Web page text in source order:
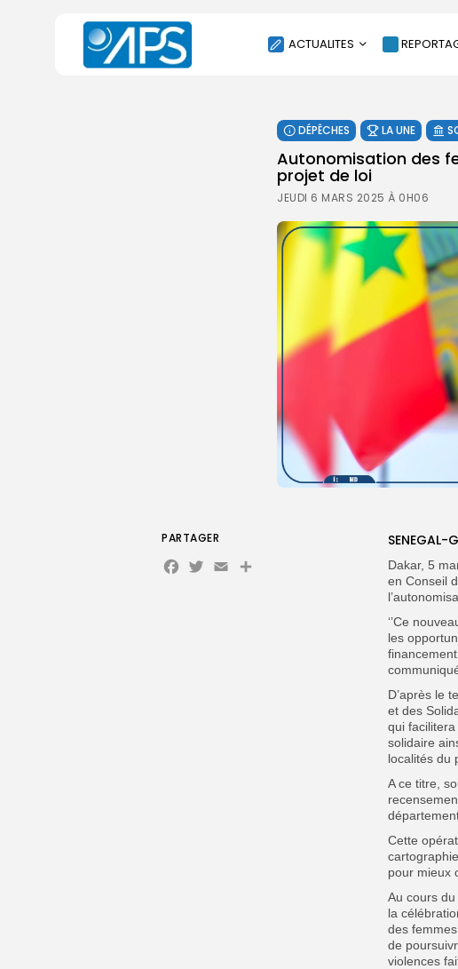
ACTUALITES
SOCIÉTÉ
ÉCONOMIE
CULTURE
ENVIRONNEMENT
INTERNATIONAL
DÉPÊCHES LA UNE
Autonomisation des
projet de loi
JEUDI 6 MARS 2025 À 0H06
SENEGAL-
Dakar, 5
en Conseil
‘’Ce
les
D’après le
et des
qui facilitera
solidaire
localités du
A ce titre,
Cette
pour mieux
Au cours
la
des
de
violences
PARTAGER
Facebook
Twitter
EmailPartager